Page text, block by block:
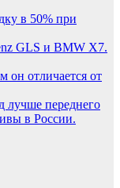
в 50% при
GLS и BMW X7.
он отличается от
лучше переднего
в России.